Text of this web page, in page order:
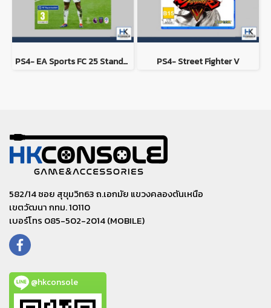
PS4- EA Sports FC 25 Standard Edition PS4- Street Fighter V
582/14 ซอย สุขุมวิท63 ถ.เอกมัย แขวงคลองตันเหนือ
เขตวัฒนา กทม. 10110
เบอร์โทร 085-502-2014 (MOBILE)
@hkconsole